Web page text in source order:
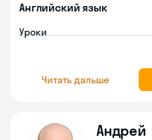
Английский язык
Уроки
Читать дальше
Андрей